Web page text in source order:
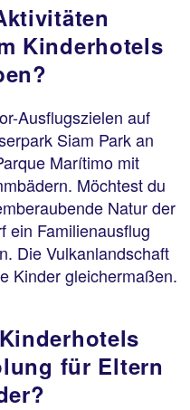
Kinderhotels
Ausflugszielen auf
Siam Park an
Marítimo mit
Möchtest du
Natur der
ein Familienausflug
Die Vulkanlandschaft
Kinder gleichermaßen.
für Eltern